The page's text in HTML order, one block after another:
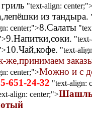
"text-align:
из тандыра.
center;">8.Салаты
9.Напитки,соки.
10.Чай,кофе. "text-
же,принимаем
center;">Можно и с
651-24-32 "text-align:
align: center;">